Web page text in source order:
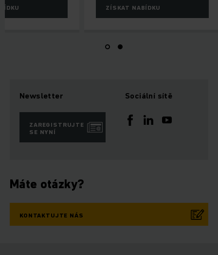
Newsletter
ZAREGISTRUJTE
SE NYNÍ
Sociální sítě
Máte otázky?
KONTAKTUJTE NÁS